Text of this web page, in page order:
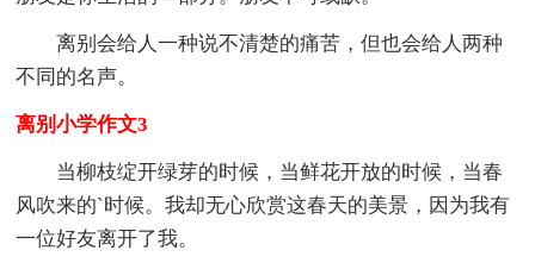
离别会给人一种说不清楚的痛苦，但也会给人两种
不同的名声。
离别小学作文3
当柳枝绽开绿芽的时候，当鲜花开放的时候，当春
风吹来的`时候。我却无心欣赏这春天的美景，因为我有
一位好友离开了我。